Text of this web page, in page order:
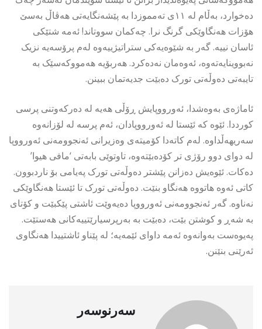
دەخوارد، بەڵام لە ١١ی تەمموزدا بە پێشەنگایەتی هەڤاڵ بەسێ
هۆزات هەنگاوێکی گرنگ نرا. چەکمان سووتاند! ئەمە شتێکی
ئاسان نییە. گەر بە شێوەیەکی ستراتیژییەوە لەم پرۆسەیە نزیک
نەبووینایەتەوە، ئەوەمان نەدەکرد. هەربۆیە هەمووکەسێک بە
تایبەتی دەوڵەتی تورک دەبێت جدیەتمان ببینن.
ئاماژەی بەوەشدا، ئەورووپایش ڕۆڵی هەیە لە دەرکەوتنی پرسی
کورددا. ئێوە کە ئێستا لە ئەورووپادان، ئەم پرسە لە لۆزانەوە
سەریهەڵداوە. لەم کاتەدا کۆمیتەی وەزیرانی ئەنجوومەنی ئەورووپا
لە دوای دوو رۆژی تر کۆدەبێتەوە، تاوتوێی بابەتی ‘مافی هیوا’
دەکات. ئێوەیش دەزانن پێشتر دەوڵەتی تورک پەیامی بۆ ناردبوون.
کاتی ئەوە هاتووە هەنگاو بنێت. دەوڵەتی تورک تا ئێستا هەنگاوێکی
نەناوە. گەر ئەنجوومەنی ئەورووپا دەیەوێت ئاشتی پێکبێت و کۆتای
بە شەڕ و کوشتن بێت، دەبێت بە بەرپرسیارێتییەکانی هەستێت.
پەیوەست بەوانەوە ئەمە داوای ئێمەیە؛ لە پێناو ئاشتییدا هەنگاوی
ئەرێنی بنێنن.
سەرنوسەر